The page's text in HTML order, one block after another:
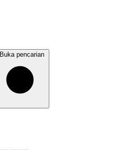
Buka pencarian